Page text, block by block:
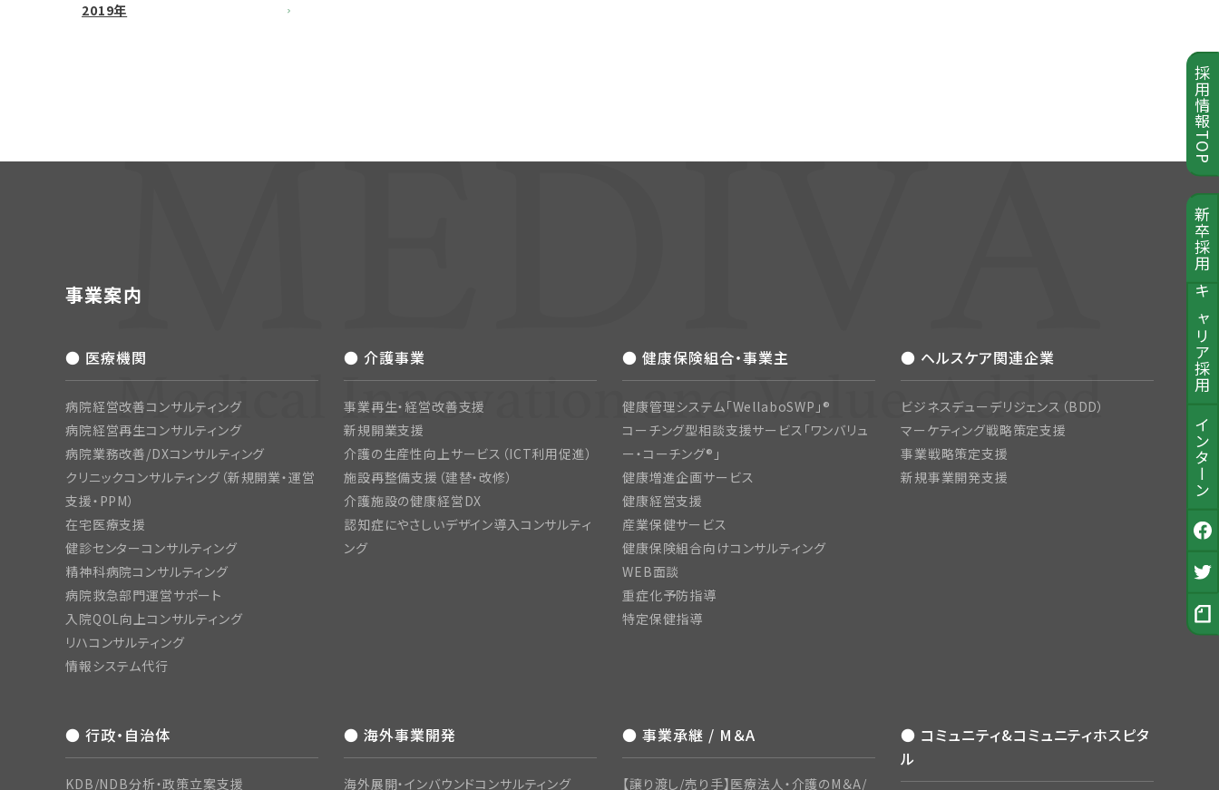
採用情報TOP
新卒採用
キャリア採用
インターン
公式Facebook
採用Twitter
2019年
事業案内
● 医療機関
病院経営改善コンサルティング
病院経営再生コンサルティング
病院業務改善/DXコンサルティング
クリニックコンサルティング（新規開業・運営
支援・PPM）
在宅医療支援
健診センターコンサルティング
精神科病院コンサルティング
病院救急部門運営サポート
入院QOL向上コンサルティング
リハコンサルティング
情報システム代行
● 介護事業
事業再生・経営改善支援
新規開業支援
介護の生産性向上サービス（ICT利用促進）
施設再整備支援（建替・改修）
介護施設の健康経営DX
認知症にやさしいデザイン導入コンサルティ
ング
● 健康保険組合・事業主
健康管理システム「WellaboSWP」®
コーチング型相談支援サービス「ワンバリュ
ー・コーチング®」
健康増進企画サービス
健康経営支援
産業保健サービス
健康保険組合向けコンサルティング
WEB面談
重症化予防指導
特定保健指導
● ヘルスケア関連企業
ビジネスデューデリジェンス（BDD）
マーケティング戦略策定支援
事業戦略策定支援
新規事業開発支援
● 行政・自治体
KDB/NDB分析・政策立案支援
● 海外事業開発
海外展開・インバウンドコンサルティング
● 事業承継 / M＆A
【譲り渡し/売り手】医療法人・介護のM＆A/
● コミュニティ&コミュニティホスピタ
ル